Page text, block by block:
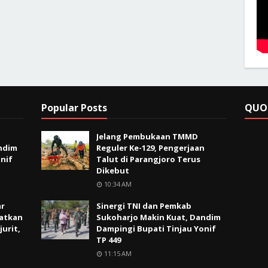
Popular Posts
Jelang Pembukaan TMMD
Reguler Ke-129, Pengerjaan
Talut di Parangjoro Terus
Dikebut
10:34 AM
Sinergi TNI dan Pemkab
Sukoharjo Makin Kuat, Dandim
Dampingi Bupati Tinjau Yonif
TP 449
11:15 AM